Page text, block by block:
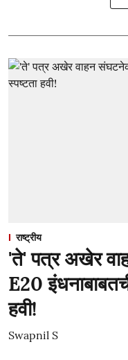
राष्ट्रीय
'ते' पत्र अखेर
E20
हवी!
Swapnil S